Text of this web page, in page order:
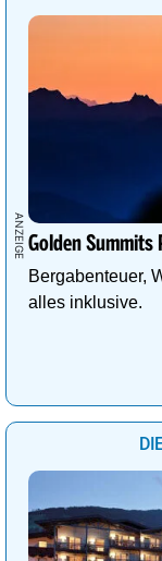
Golden Summits
Bergabenteuer,
alles inklusive.